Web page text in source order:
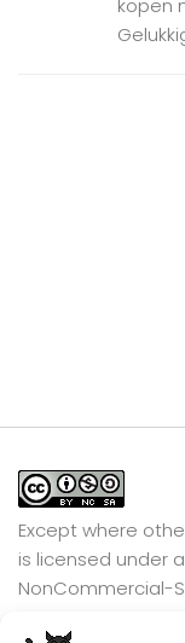
kopen
Except where
is licensed under a
NonCommercial-